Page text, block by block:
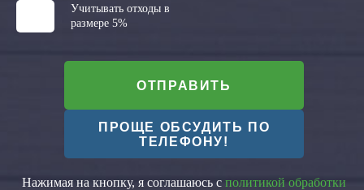
Учитывать отходы в
размере 5%
ОТПРАВИТЬ
ПРОЩЕ ОБСУДИТЬ ПО
ТЕЛЕФОНУ!
Нажимая на кнопку, я соглашаюсь с политикой обработки